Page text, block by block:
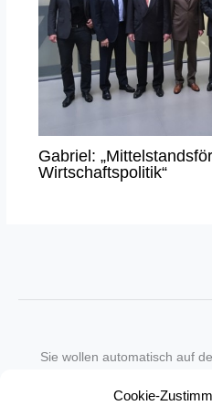
Cookie-
Gabriel:
Wirtschaftspolitik“
Sie wollen automatisch auf
in unseren